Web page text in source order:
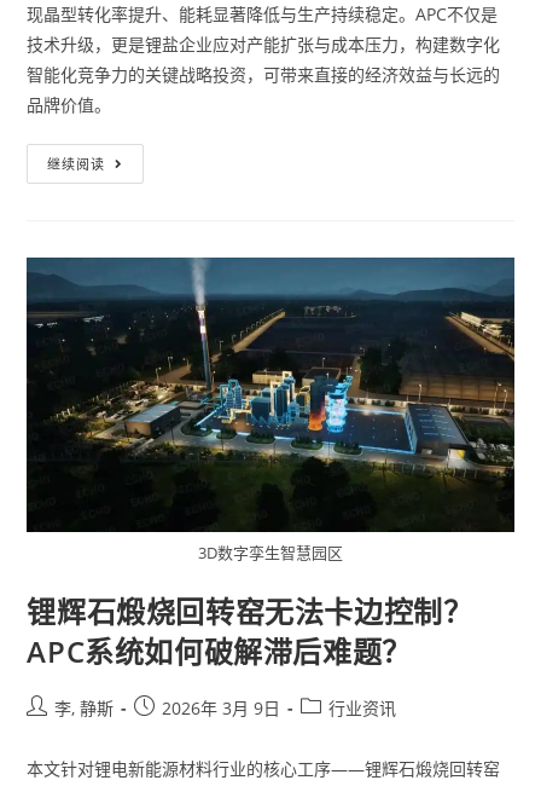
现晶型转化率提升、能耗显著降低与生产持续稳定。APC不仅是
技术升级，更是锂盐企业应对产能扩张与成本压力，构建数字化
智能化竞争力的关键战略投资，可带来直接的经济效益与长远的
品牌价值。
继续阅读
3D数字孪生智慧园区
锂辉石煅烧回转窑无法卡边控制？
APC系统如何破解滞后难题？
李, 静斯 2026年 3月 9日 行业资讯
本文针对锂电新能源材料行业的核心工序——锂辉石煅烧回转窑